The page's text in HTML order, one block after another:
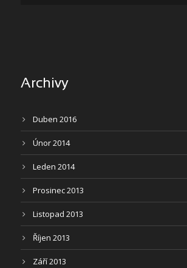
Archivy
Duben 2016
Únor 2014
Leden 2014
Prosinec 2013
Listopad 2013
Říjen 2013
Září 2013